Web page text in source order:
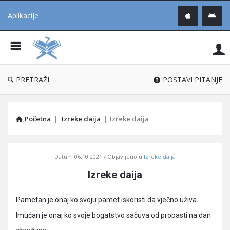
Aplikacije
®
PRETRAŽI POSTAVI PITANJE
Početna | Izreke daija | Izreke daija
Latest
Articles
Datum 06.10.2021 Objavljeno u Izreke daija
Izreke daija
Pametan je onaj ko svoju pamet iskoristi da vječno uživa.
Imućan je onaj ko svoje bogatstvo sačuva od propasti na dan